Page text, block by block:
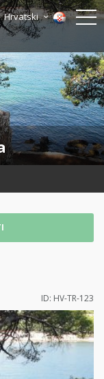
Hrvatski
ID: HV-TR-123